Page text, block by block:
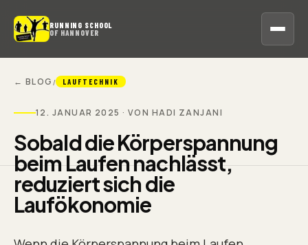
RUNNING SCHOOL
OF HANNOVER
← BLOG / LAUFTECHNIK
12. JANUAR 2025 · VON HADI ZANJANI
Sobald dieKörperspannung
beim Laufen nachlässt,
reduziert sich die
Laufökonomie